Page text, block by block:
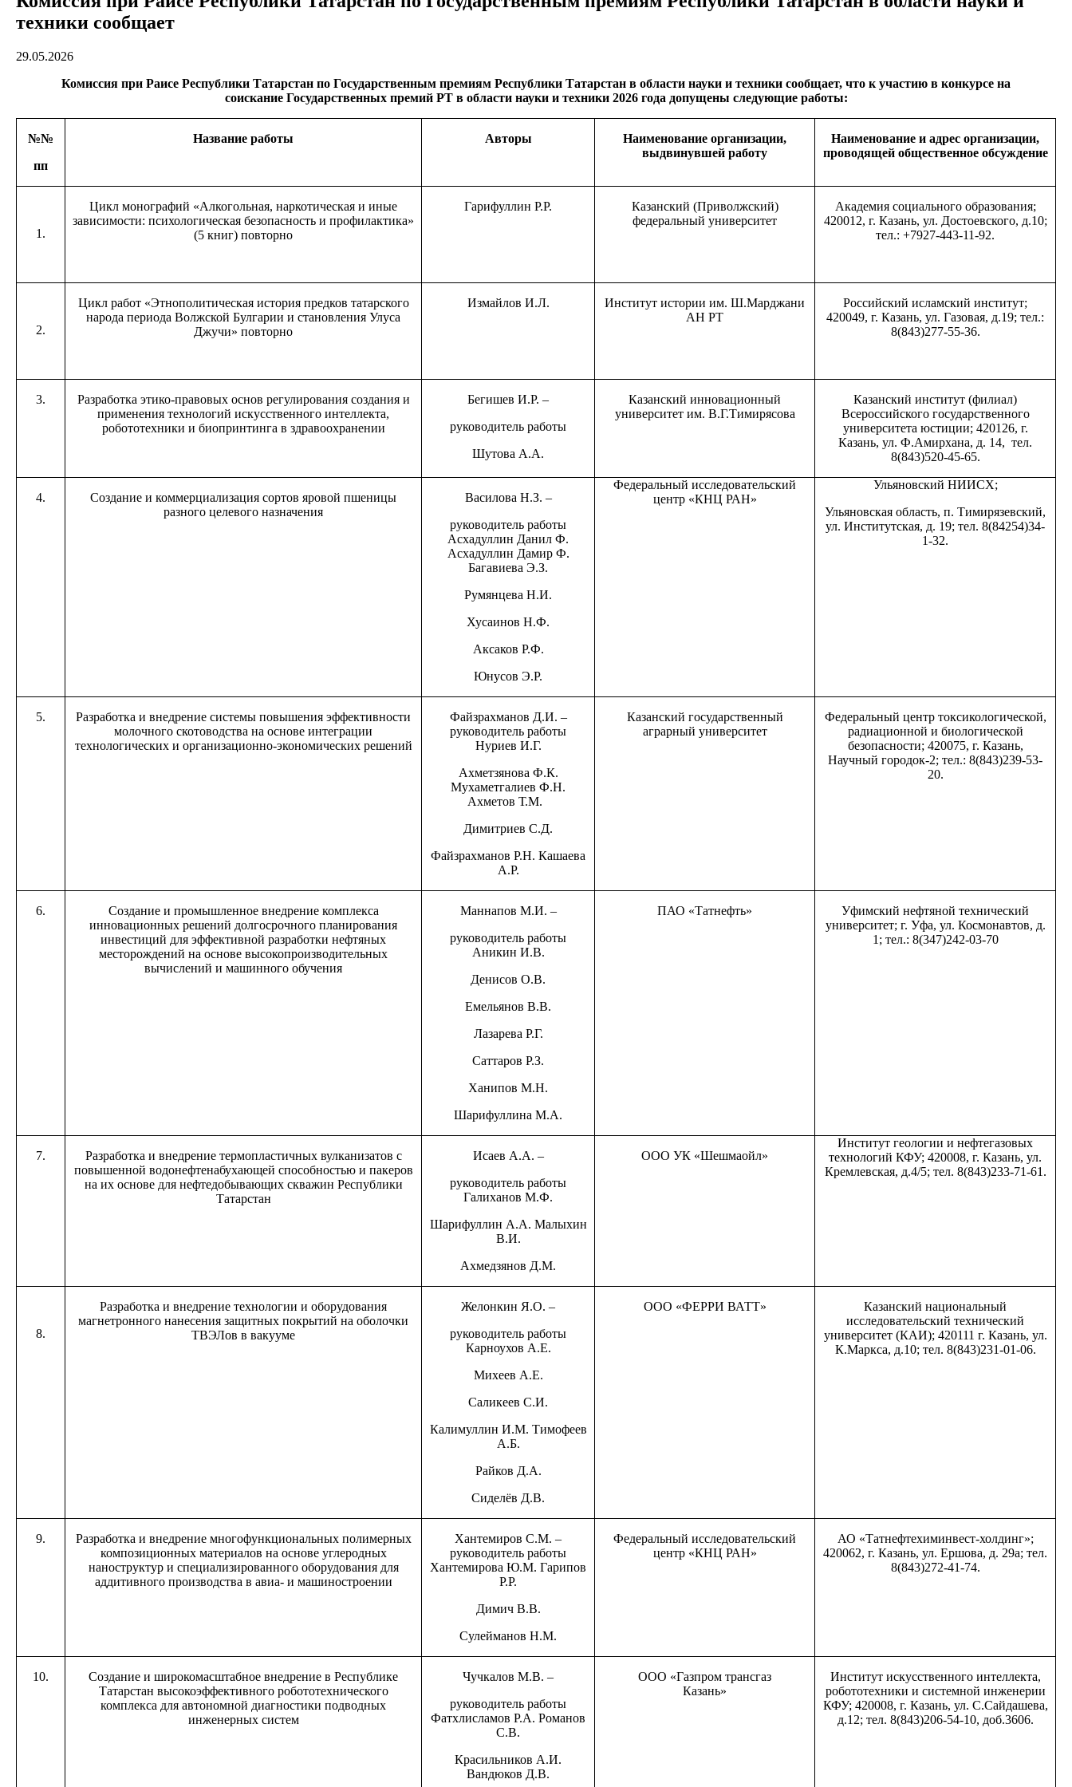
техники сообщает
29.05.2026
Комиссия при Раисе Республики Татарстан по Государственным премиям Республики Татарстан в области науки и техники сообщает, что к участию в конкурсе на
соискание Государственных премий РТ в области науки и техники 2026 года допущены следующие работы:
№№
пп
Название работы Авторы
Наименование организации,
выдвинувшей работу
Наименование и адрес организации,
проводящей общественное обсуждение
1.
Цикл монографий «Алкогольная, наркотическая и иные
зависимости: психологическая безопасность и профилактика»
(5 книг) повторно
Гарифуллин Р.Р.
Казанский (Приволжский)
федеральный университет
Академия социального образования;
420012, г. Казань, ул. Достоевского, д.10;
тел.: +7927-443-11-92.
2.
Цикл работ «Этнополитическая история предков татарского
народа периода Волжской Булгарии и становления Улуса
Джучи» повторно
Измайлов И.Л.
Институт истории им. Ш.Марджани
АН РТ
Российский исламский институт;
420049, г. Казань, ул. Газовая, д.19; тел.:
8(843)277-55-36.
3.
Разработка этико-правовых основ регулирования создания и
применения технологий искусственного интеллекта,
робототехники и биопринтинга в здравоохранении
Бегишев И.Р. –
руководитель работы
Шутова А.А.
Казанский инновационный
университет им. В.Г.Тимирясова
Казанский институт (филиал)
Всероссийского государственного
университета юстиции; 420126, г.
Казань, ул. Ф.Амирхана, д. 14, тел.
8(843)520-45-65.
4.
Создание и коммерциализация сортов яровой пшеницы
разного целевого назначения
Василова Н.З. –
руководитель работы
Асхадуллин Данил Ф.
Асхадуллин Дамир Ф.
Багавиева Э.З.
Румянцева Н.И.
Хусаинов Н.Ф.
Аксаков Р.Ф.
Юнусов Э.Р.
Федеральный исследовательский
центр «КНЦ РАН»
Ульяновский НИИСХ;
Ульяновская область, п. Тимирязевский,
ул. Институтская, д. 19; тел. 8(84254)34-
1-32.
5.
Разработка и внедрение системы повышения эффективности
молочного скотоводства на основе интеграции
технологических и организационно-экономических решений
Файзрахманов Д.И. –
руководитель работы
Нуриев И.Г.
Ахметзянова Ф.К.
Мухаметгалиев Ф.Н.
Ахметов Т.М.
Димитриев С.Д.
Файзрахманов Р.Н. Кашаева
А.Р.
Казанский государственный
аграрный университет
Федеральный центр токсикологической,
радиационной и биологической
безопасности; 420075, г. Казань,
Научный городок-2; тел.: 8(843)239-53-
20.
6.
Создание и промышленное внедрение комплекса
инновационных решений долгосрочного планирования
инвестиций для эффективной разработки нефтяных
месторождений на основе высокопроизводительных
вычислений и машинного обучения
Маннапов М.И. –
руководитель работы
Аникин И.В.
Денисов О.В.
Емельянов В.В.
Лазарева Р.Г.
Саттаров Р.З.
Ханипов М.Н.
Шарифуллина М.А.
ПАО «Татнефть»
Уфимский нефтяной технический
университет; г. Уфа, ул. Космонавтов, д.
1; тел.: 8(347)242-03-70
7.
Разработка и внедрение термопластичных вулканизатов с
повышенной водонефтенабухающей способностью и пакеров
на их основе для нефтедобывающих скважин Республики
Татарстан
Исаев А.А. –
руководитель работы
Галиханов М.Ф.
Шарифуллин А.А. Малыхин
В.И.
Ахмедзянов Д.М.
ООО УК «Шешмаойл»
Институт геологии и нефтегазовых
технологий КФУ; 420008, г. Казань, ул.
Кремлевская, д.4/5; тел. 8(843)233-71-61.
8.
Разработка и внедрение технологии и оборудования
магнетронного нанесения защитных покрытий на оболочки
ТВЭЛов в вакууме
Желонкин Я.О. –
руководитель работы
Карноухов А.Е.
Михеев А.Е.
Саликеев С.И.
Калимуллин И.М. Тимофеев
А.Б.
Райков Д.А.
Сиделёв Д.В.
ООО «ФЕРРИ ВАТТ»
Казанский национальный
исследовательский технический
университет (КАИ); 420111 г. Казань, ул.
К.Маркса, д.10; тел. 8(843)231-01-06.
9.
Разработка и внедрение многофункциональных полимерных
композиционных материалов на основе углеродных
наноструктур и специализированного оборудования для
аддитивного производства в авиа- и машиностроении
Хантемиров С.М. –
руководитель работы
Хантемирова Ю.М. Гарипов
Р.Р.
Димич В.В.
Сулейманов Н.М.
Федеральный исследовательский
центр «КНЦ РАН»
АО «Татнефтехиминвест-холдинг»;
420062, г. Казань, ул. Ершова, д. 29а; тел.
8(843)272-41-74.
10.
Создание и широкомасштабное внедрение в Республике
Татарстан высокоэффективного робототехнического
комплекса для автономной диагностики подводных
инженерных систем
Чучкалов М.В. –
руководитель работы
Фатхлисламов Р.А. Романов
С.В.
Красильников А.И.
Вандюков Д.В.
ООО «Газпром трансгаз
Казань»
Институт искусственного интеллекта,
робототехники и системной инженерии
КФУ; 420008, г. Казань, ул. С.Сайдашева,
д.12; тел. 8(843)206-54-10, доб.3606.